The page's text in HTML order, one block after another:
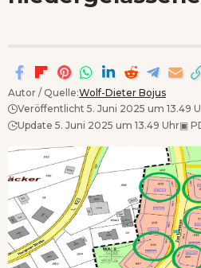
Autor / Quelle:Wolf-Dieter Bojus
Veröffentlicht 5. Juni 2025 um 13.49
Update 5. Juni 2025 um 13.49 Uhr▣